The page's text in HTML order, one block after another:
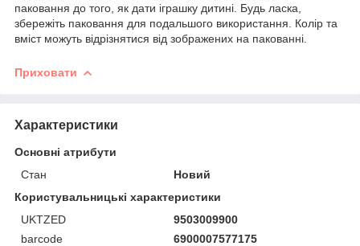
паковання до того, як дати іграшку дитині. Будь ласка,
збережіть паковання для подальшого використання. Колір та
вміст можуть відрізнятися від зображених на пакованні.
Приховати
Характеристики
Основні атрибути
Стан
Новий
Користувальницькі характеристики
UKTZED
9503009900
barcode
6900007577175